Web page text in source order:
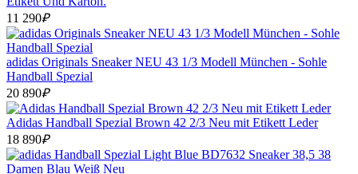
11 290₽
adidas Originals Sneaker NEU 43 1/3 Modell München - Sohle
Handball Spezial
20 890₽
Adidas Handball Spezial Brown 42 2/3 Neu mit Etikett Leder
18 890₽